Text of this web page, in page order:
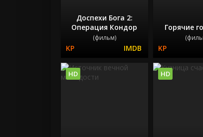
Доспехи Бога 2:
Операция Кондор
(фильм)
Горячие
HD HD